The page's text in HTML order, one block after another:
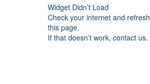
Widget Didn’t Load
Check your internet and refresh
this page.
If that doesn’t work, contact us.